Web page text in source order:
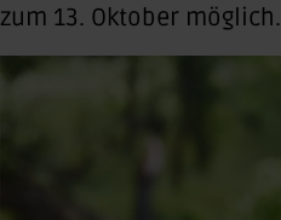
zum 13. Oktober möglich.